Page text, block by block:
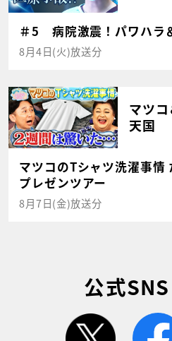
＃5 病院激震！パワハラ
8月4日(火)放送分
マツ
天国
マツコのTシャツ洗濯事情
プレゼンツアー
8月7日(金)放送分
公式
twitter